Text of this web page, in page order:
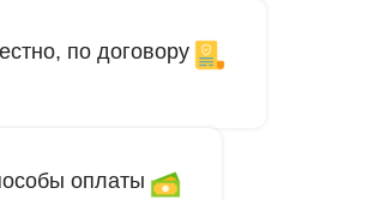
по договору
оплаты